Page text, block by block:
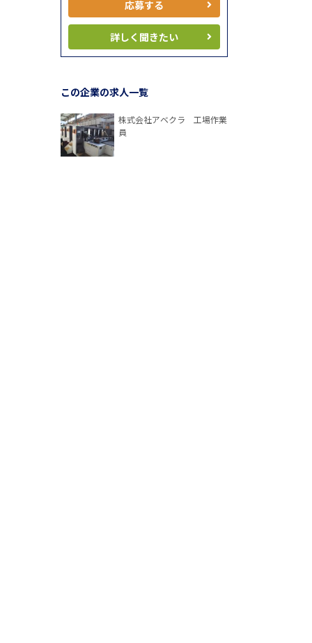
応募する
詳しく聞きたい
この企業の求人一覧
株式会社アベクラ 工場作業
員